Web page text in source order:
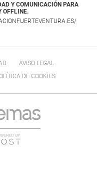
Y COMUNICACIÓN PARA
OFFLINE.
AVISO LEGAL
DE COOKIES